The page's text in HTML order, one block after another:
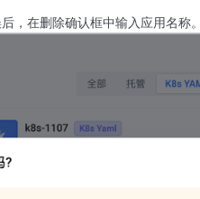
，在删除确认框中输入应用名称